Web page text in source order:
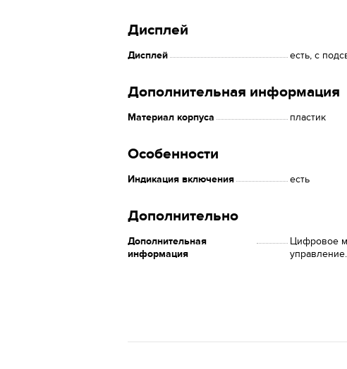
Дисплей
Дисплей есть, с
Дополнительная информация
Материал корпуса пластик
Особенности
Индикация включения есть
Дополнительно
Дополнительная
информация
Цифровое
управление.